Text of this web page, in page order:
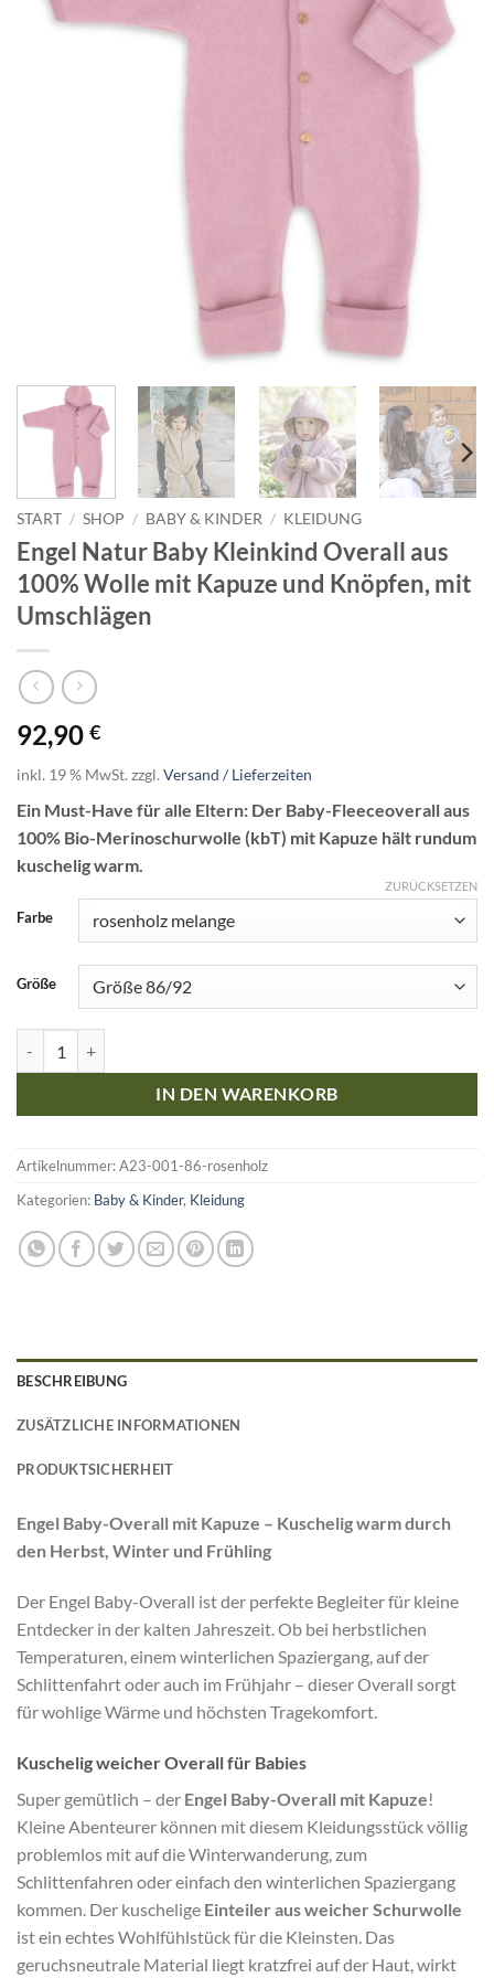
START / SHOP / BABY & KINDER / KLEIDUNG
Engel Natur Baby Kleinkind Overall aus
100% Wolle mit Kapuze und Knöpfen, mit
Umschlägen
92,90 €
inkl. 19 % MwSt. zzgl. Versand / Lieferzeiten
Ein Must-Have für alle Eltern: Der Baby-Fleeceoverall aus
100% Bio-Merinoschurwolle (kbT) mit Kapuze hält rundum
kuschelig warm.
Farbe
Größe
ZURÜCKSETZEN
IN DEN WARENKORB
Artikelnummer:A23-001-86-rosenholz
Kategorien: Baby & Kinder, Kleidung
BESCHREIBUNG
ZUSÄTZLICHE INFORMATIONEN
PRODUKTSICHERHEIT
Engel Baby-Overall mit Kapuze – Kuschelig warm durch
den Herbst, Winter und Frühling
Der Engel Baby-Overall ist der perfekte Begleiter für kleine
Entdecker in der kalten Jahreszeit. Ob bei herbstlichen
Temperaturen, einem winterlichen Spaziergang, auf der
Schlittenfahrt oder auch im Frühjahr – dieser Overall sorgt
für wohlige Wärme und höchsten Tragekomfort.
Kuschelig weicher Overall für Babies
Super gemütlich – der Engel Baby-Overall mit Kapuze!
Kleine Abenteurer können mit diesem Kleidungsstück völlig
problemlos mit auf die Winterwanderung, zum
Schlittenfahren oder einfach den winterlichen Spaziergang
kommen. Der kuschelige Einteiler aus weicher Schurwolle
ist ein echtes Wohlfühlstück für die Kleinsten. Das
geruchsneutrale Material liegt kratzfrei auf der Haut, wirkt